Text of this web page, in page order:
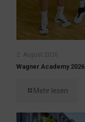
2. August 2026
Wagner Academy
Mehr lesen